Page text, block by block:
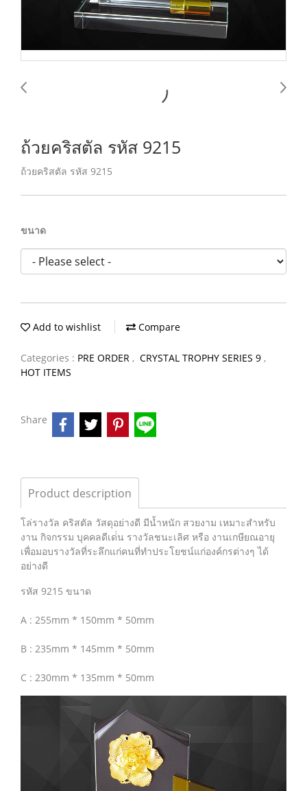
ถ้วยคริสตัล รหัส 9215
ถ้วยคริสตัล รหัส 9215
ขนาด
Add to wishlist Compare
Categories : PRE ORDER , CRYSTAL TROPHY SERIES 9 ,
HOT ITEMS
Share
Product description
โล่รางวัล คริสตัล วัสดุอย่างดี มีน้ำหนัก สวยงาม เหมาะสำหรับ
งาน กิจกรรม บุคคลดีเด่่น รางวัลชนะเลิศ หรือ งานเกษียณอายุ
เพื่อมอบรางวัลที่ระลึกแก่คนที่ทำประโยชน์แก่องค์กรต่างๆ ได้
อย่างดี
รหัส 9215 ขนาด
A : 255mm * 150mm * 50mm
B : 235mm * 145mm * 50mm
C : 230mm * 135mm * 50mm